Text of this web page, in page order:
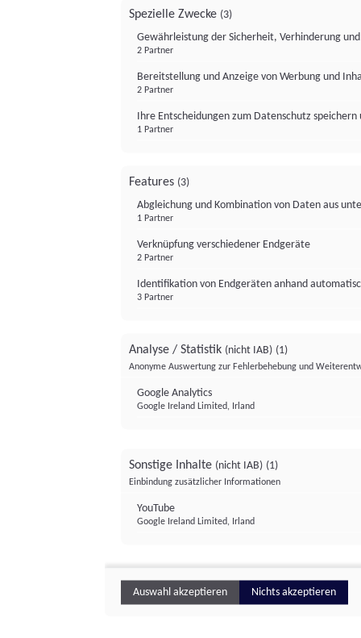
Spezielle Zwecke (3)
Gewährleistung der Sicherheit, Verhinderung
2 Partner
Bereitstellung und Anzeige von Werbung und
2 Partner
Ihre Entscheidungen zum Datenschutz
1 Partner
Features (3)
Abgleichung und Kombination von Daten aus
1 Partner
Verknüpfung verschiedener Endgeräte
2 Partner
Identifikation von Endgeräten anhand
3 Partner
Analyse / Statistik (nicht IAB) (1)
Anonyme Auswertung zur Fehlerbehebung und
Google Analytics
Google Ireland Limited, Irland
Sonstige Inhalte (nicht IAB) (1)
Einbindung zusätzlicher Informationen
YouTube
Google Ireland Limited, Irland
Auswahl akzeptieren Nichts akzeptieren